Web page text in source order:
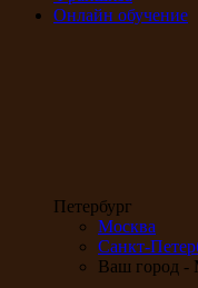
Онлайн обучение
Петербург
Москва
Санкт-
Ваш город -